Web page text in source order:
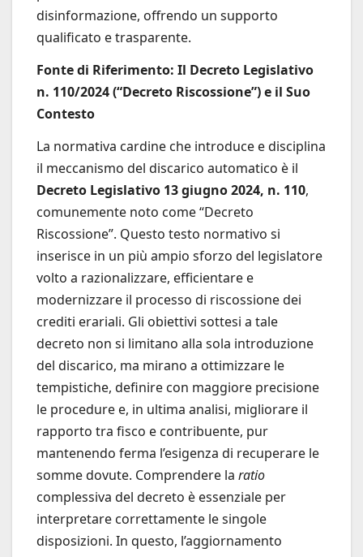
disinformazione, offrendo un supporto
qualificato e trasparente.
Fonte di Riferimento: Il Decreto Legislativo
n. 110/2024 (“Decreto Riscossione”) e il Suo
Contesto
La normativa cardine che introduce e disciplina
il meccanismo del discarico automatico è il
Decreto Legislativo 13 giugno 2024, n. 110,
comunemente noto come “Decreto
Riscossione”. Questo testo normativo si
inserisce in un più ampio sforzo del legislatore
volto a razionalizzare, efficientare e
modernizzare il processo di riscossione dei
crediti erariali. Gli obiettivi sottesi a tale
decreto non si limitano alla sola introduzione
del discarico, ma mirano a ottimizzare le
tempistiche, definire con maggiore precisione
le procedure e, in ultima analisi, migliorare il
rapporto tra fisco e contribuente, pur
mantenendo ferma l’esigenza di recuperare le
somme dovute. Comprendere la ratio
complessiva del decreto è essenziale per
interpretare correttamente le singole
disposizioni. In questo, l’aggiornamento